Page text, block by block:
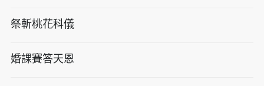
祭斬桃花科儀
婚課賽答天恩